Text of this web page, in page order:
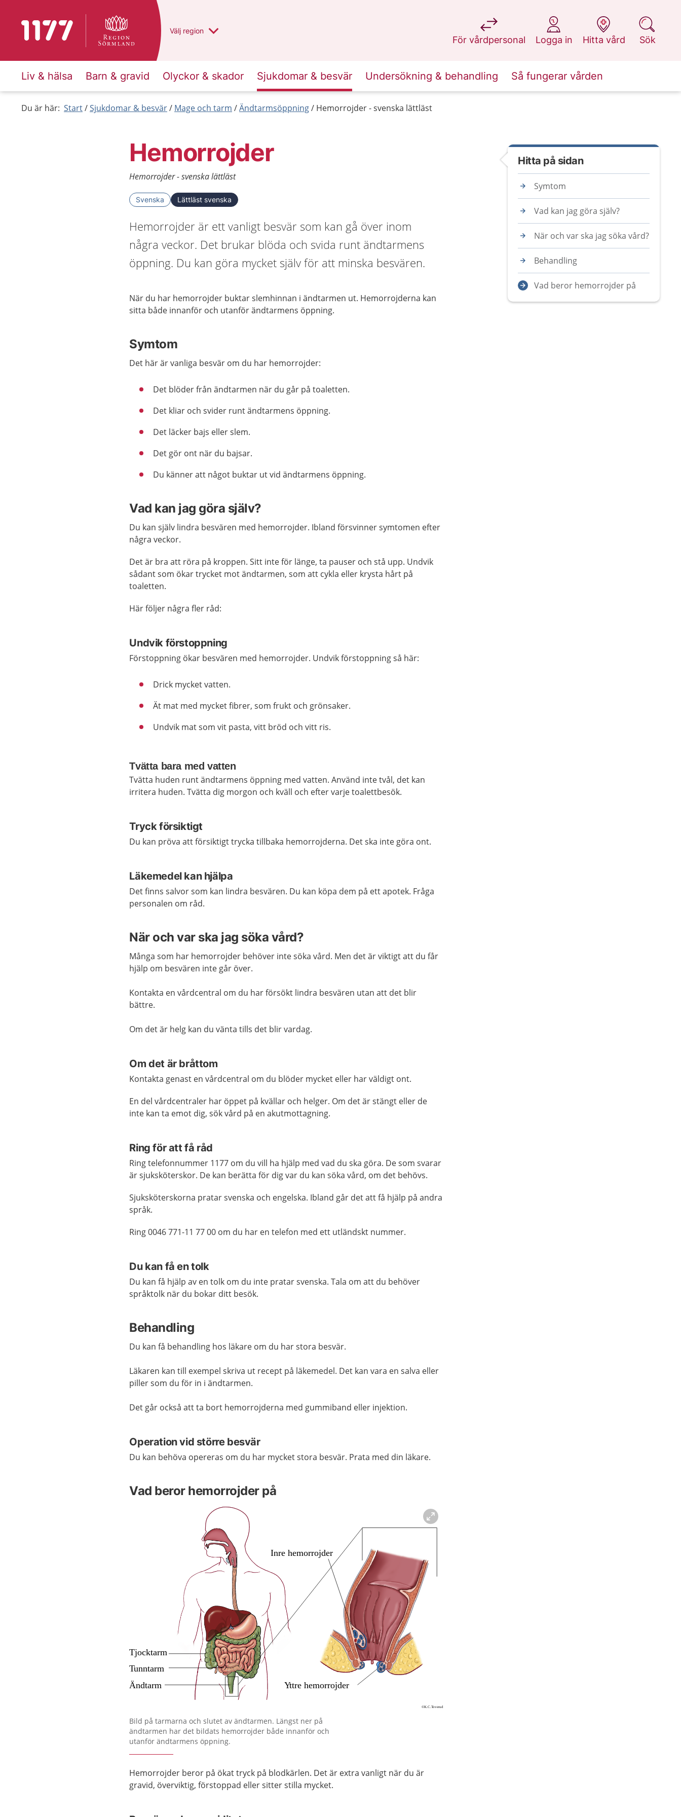
Till startsidan för 1177 Du har valt region
Välj en annan
region
För vårdpersonal
på 1177.se
Logga in
på 1177.se
Hitta vård
på 1177.se
Sök
på 1177.se
Liv & hälsa Barn & gravid Olyckor & skador Sjukdomar & besvär Undersökning & behandling Så fungerar vården
Du är här: Start Sjukdomar & besvär Mage och tarm Ändtarmsöppning Hemorrojder - svenska lättläst
Hemorrojder
Hemorrojder - svenska lättläst
Svenska Lättläst svenska
Hemorrojder är ett vanligt besvär som kan gå över inom
några veckor. Det brukar blöda och svida runt ändtarmens
öppning. Du kan göra mycket själv för att minska besvären.
När du har hemorrojder buktar slemhinnan i ändtarmen ut. Hemorrojderna kan
sitta både innanför och utanför ändtarmens öppning.
Symtom
Det här är vanliga besvär om du har hemorrojder:
Det blöder från ändtarmen när du går på toaletten.
Det kliar och svider runt ändtarmens öppning.
Det läcker bajs eller slem.
Det gör ont när du bajsar.
Du känner att något buktar ut vid ändtarmens öppning.
Vad kan jag göra själv?
Du kan själv lindra besvären med hemorrojder. Ibland försvinner symtomen efter
några veckor.
Det är bra att röra på kroppen. Sitt inte för länge, ta pauser och stå upp. Undvik
sådant som ökar trycket mot ändtarmen, som att cykla eller krysta hårt på
toaletten.
Här följer några fler råd:
Undvik förstoppning
Förstoppning ökar besvären med hemorrojder. Undvik förstoppning så här:
Drick mycket vatten.
Ät mat med mycket fibrer, som frukt och grönsaker.
Undvik mat som vit pasta, vitt bröd och vitt ris.
Tvätta bara med vatten
Tvätta huden runt ändtarmens öppning med vatten. Använd inte tvål, det kan
irritera huden. Tvätta dig morgon och kväll och efter varje toalettbesök.
Tryck försiktigt
Du kan pröva att försiktigt trycka tillbaka hemorrojderna. Det ska inte göra ont.
Läkemedel kan hjälpa
Det finns salvor som kan lindra besvären. Du kan köpa dem på ett apotek. Fråga
personalen om råd.
När och var ska jag söka vård?
Många som har hemorrojder behöver inte söka vård. Men det är viktigt att du får
hjälp om besvären inte går över.
Kontakta en vårdcentral om du har försökt lindra besvären utan att det blir
bättre.
Om det är helg kan du vänta tills det blir vardag.
Om det är bråttom
Kontakta genast en vårdcentral om du blöder mycket eller har väldigt ont.
En del vårdcentraler har öppet på kvällar och helger. Om det är stängt eller de
inte kan ta emot dig, sök vård på en akutmottagning.
Ring för att få råd
Ring telefonnummer 1177 om du vill ha hjälp med vad du ska göra. De som svarar
är sjuksköterskor. De kan berätta för dig var du kan söka vård, om det behövs.
Sjuksköterskorna pratar svenska och engelska. Ibland går det att få hjälp på andra
språk.
Ring 0046 771-11 77 00 om du har en telefon med ett utländskt nummer.
Du kan få en tolk
Du kan få hjälp av en tolk om du inte pratar svenska. Tala om att du behöver
språktolk när du bokar ditt besök.
Behandling
Du kan få behandling hos läkare om du har stora besvär.
Läkaren kan till exempel skriva ut recept på läkemedel. Det kan vara en salva eller
piller som du för in i ändtarmen.
Det går också att ta bort hemorrojderna med gummiband eller injektion.
Operation vid större besvär
Du kan behöva opereras om du har mycket stora besvär. Prata med din läkare.
Vad beror hemorrojder på
Förstora bilden
Bild på tarmarna och slutet av ändtarmen. Längst ner på
ändtarmen har det bildats hemorrojder både innanför och
utanför ändtarmens öppning.
Hemorrojder beror på ökat tryck på blodkärlen. Det är extra vanligt när du är
gravid, överviktig, förstoppad eller sitter stilla mycket.
Hitta på sidan
Symtom
Vad kan jag göra själv?
När och var ska jag söka vård?
Behandling
Vad beror hemorrojder på